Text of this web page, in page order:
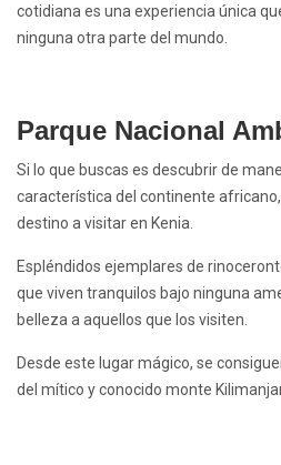
cotidiana es una experiencia única
ninguna otra parte del mundo.
Parque Nacional
Si lo que buscas es descubrir de
característica del continente
destino a visitar en Kenia.
Espléndidos ejemplares de
que viven tranquilos bajo ninguna
belleza a aquellos que los visiten.
Desde este lugar mágico, se
del mítico y conocido monte